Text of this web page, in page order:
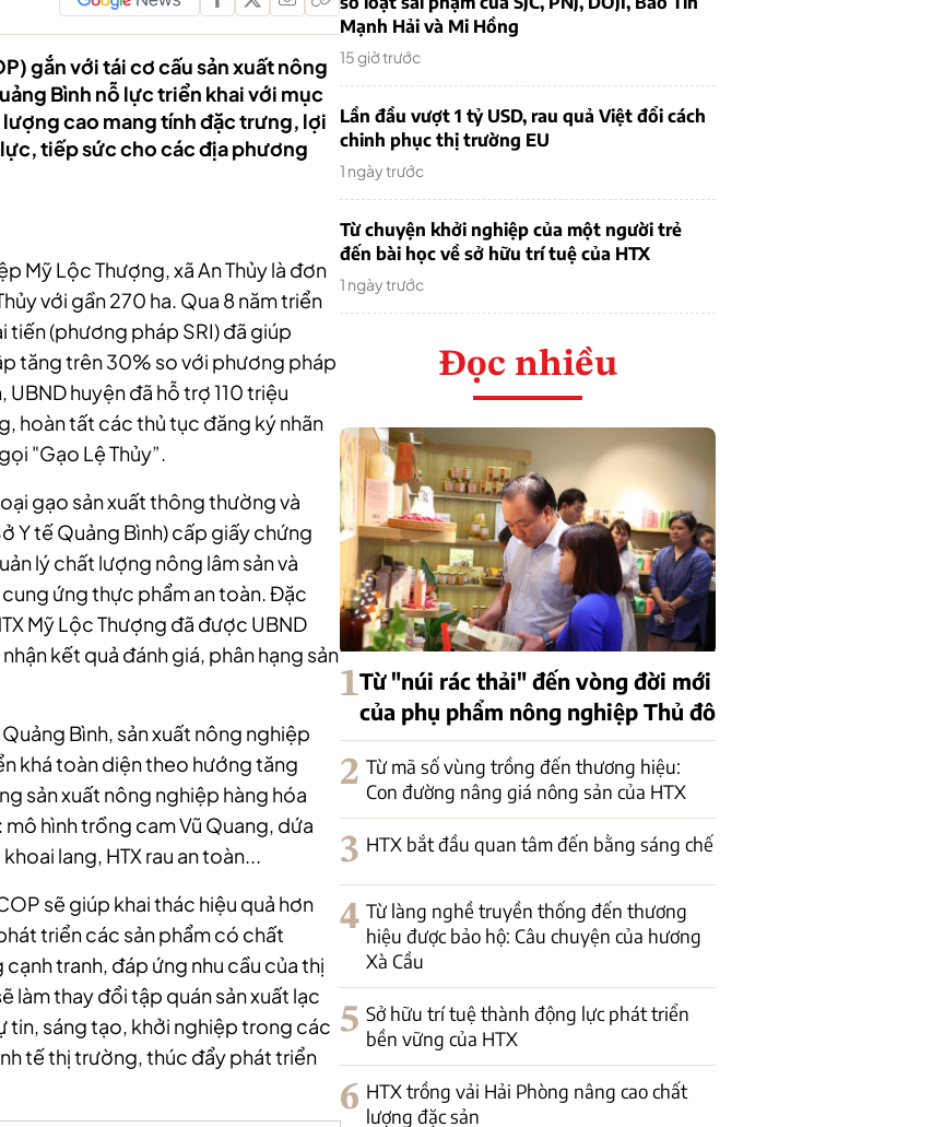
gắn với tái cơ cấu sản xuất nông
Bình nỗ lực triển khai với mục
cao mang tính đặc trưng, lợi
tiếp sức cho các địa phương
Mỹ Lộc Thượng, xã An Thủy là đơn
với gần 270 ha. Qua 8 năm triển
tiến (phương pháp SRI) đã giúp
tăng trên 30% so với phương pháp
huyện đã hỗ trợ 110 triệu
hoàn tất các thủ tục đăng ký nhãn
"Gạo Lệ Thủy”.
gạo sản xuất thông thường và
Y tế Quảng Bình) cấp giấy chứng
lý chất lượng nông lâm sản và
ứng thực phẩm an toàn. Đặc
Mỹ Lộc Thượng đã được UBND
kết quả đánh giá, phân hạng sản
Bình, sản xuất nông nghiệp
khá toàn diện theo hướng tăng
sản xuất nông nghiệp hàng hóa
hình trồng cam Vũ Quang, dứa
lang, HTX rau an toàn...
sẽ giúp khai thác hiệu quả hơn
triển các sản phẩm có chất
tranh, đáp ứng nhu cầu của thị
thay đổi tập quán sản xuất lạc
tin, sáng tạo, khởi nghiệp trong các
tế thị trường, thúc đẩy phát triển
Mạnh Hải và Mi Hồng
15 giờ trước
Lần đầu vượt 1 tỷ USD, rau quả Việt đổi cách
chinh phục thị trường EU
1 ngày trước
Từ chuyện khởi nghiệp của một người trẻ
đến bài học về sở hữu trí tuệ của HTX
1 ngày trước
Đọc nhiều
1Từ "núi rác thải" đến vòng đời mới
của phụ phẩm nông nghiệp Thủ đô
2 Từ mã số vùng trồng đến thương hiệu:
Con đường nâng giá nông sản của HTX
3 HTX bắt đầu quan tâm đến bằng sáng chế
4 Từ làng nghề truyền thống đến thương
hiệu được bảo hộ: Câu chuyện của hương
Xà Cầu
5 Sở hữu trí tuệ thành động lực phát triển
bền vững của HTX
6 HTX trồng vải Hải Phòng nâng cao chất
lượng đặc sản